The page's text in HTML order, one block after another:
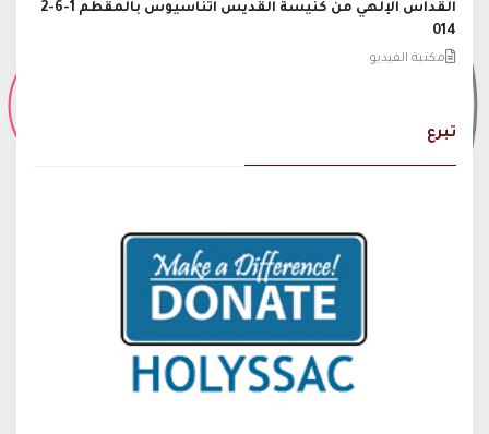
القداس الإلهي من كنيسة القديس اثناسيوس بالمقطم 1-6-2
014
مكتبة الفيديو
تبرع